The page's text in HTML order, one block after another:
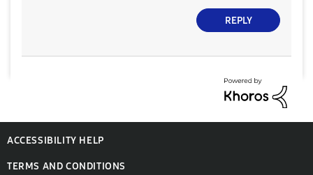
REPLY
ACCESSIBILITY HELP
TERMS AND CONDITIONS